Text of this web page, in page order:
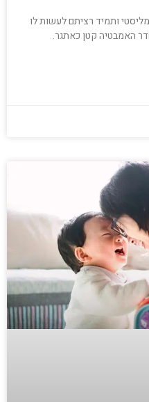
ותמיד רציתם לעשות לו
האמבטיה קטן כאתגר.